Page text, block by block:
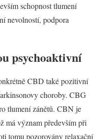
schopnost tlumení
nevolností, podpora
psychoaktivní
CBD také pozitivní
choroby. CBG
tlumení zánětů. CBN je
má význam především při
tomu pozorovány relaxační